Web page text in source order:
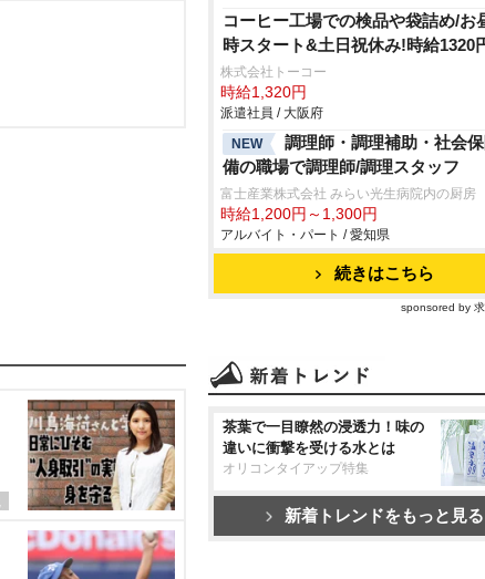
コーヒー工場での検品や袋詰め/お
時スタート&土日祝休み!時給1320
株式会社トーコー
時給1,320円
派遣社員 / 大阪府
NEW
調理師・調理補助・社会
備の職場で調理師/調理スタッフ
富士産業株式会社 みらい光生病院内の厨房
時給1,200円～1,300円
アルバイト・パート / 愛知県
続きはこちら
sponsored by 求
茶葉で一目瞭然の浸透力！味の
違いに衝撃を受ける水とは
オリコンタイアップ特集
新着トレンドをもっと見る